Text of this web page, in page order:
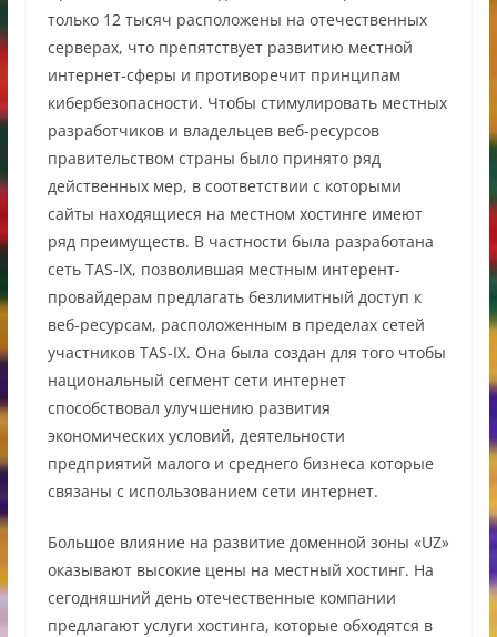
только 12 тысяч расположены на отечественных
серверах, что препятствует развитию местной
интернет-сферы и противоречит принципам
кибербезопасности. Чтобы стимулировать местных
разработчиков и владельцев веб-ресурсов
правительством страны было принято ряд
действенных мер, в соответствии с которыми
сайты находящиеся на местном хостинге имеют
ряд преимуществ. В частности была разработана
сеть TAS-IX, позволившая местным интерент-
провайдерам предлагать безлимитный доступ к
веб-ресурсам, расположенным в пределах сетей
участников TAS-IX. Она была создан для того чтобы
национальный сегмент сети интернет
способствовал улучшению развития
экономических условий, деятельности
предприятий малого и среднего бизнеса которые
связаны с использованием сети интернет.
Большое влияние на развитие доменной зоны «UZ»
оказывают высокие цены на местный хостинг. На
сегодняшний день отечественные компании
предлагают услуги хостинга, которые обходятся в